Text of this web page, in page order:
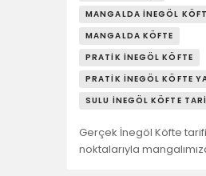
MANGALDA İNEGÖL
MANGALDA KÖFTE
PRATIK İNEGÖL KÖFTE
PRATIK İNEGÖL KÖFTE
SULU İNEGÖL KÖFTE
Gerçek İnegöl Köfte
noktalarıyla